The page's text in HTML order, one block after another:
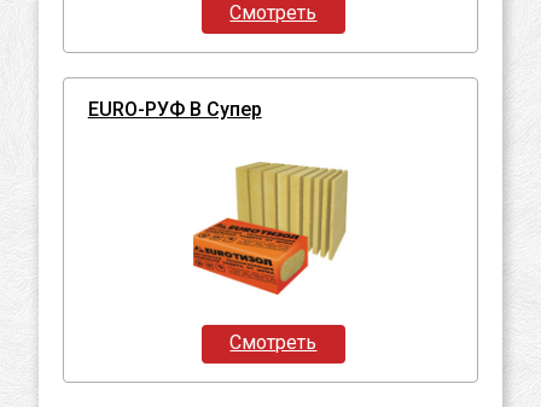
Смотреть
EURO-РУФ В Супер
Смотреть